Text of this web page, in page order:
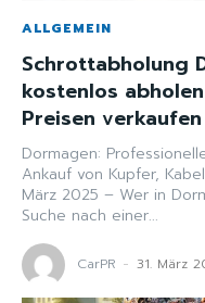
ALLGEMEIN
Schrottabholung
kostenlos
Preisen verkaufen
Dormagen:
Ankauf von Kupfer,
März 2025 – Wer in
Suche nach einer...
CarPR - 31. März